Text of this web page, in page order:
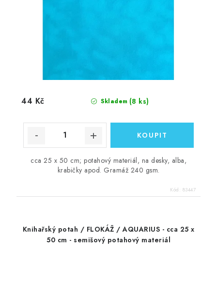
Skladem (8 ks)
44 Kč
cca 25 x 50 cm; potahový materiál, na desky, alba,
krabičky apod. Gramáž 240 gsm.
Kód: 83447
Knihařský potah / FLOKÁŽ / AQUARIUS - cca 25 x
50 cm - semišový potahový materiál